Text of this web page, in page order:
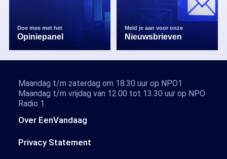
Doe mee met het
Opiniepanel
Meld je aan voor onze
Nieuwsbrieven
Over EenVandaag
Privacy Statement
Maandag t/m zaterdag om 18.30 uur op NPO1
Maandag t/m vrijdag van 12.00 tot 13.30 uur op NPO
Radio 1